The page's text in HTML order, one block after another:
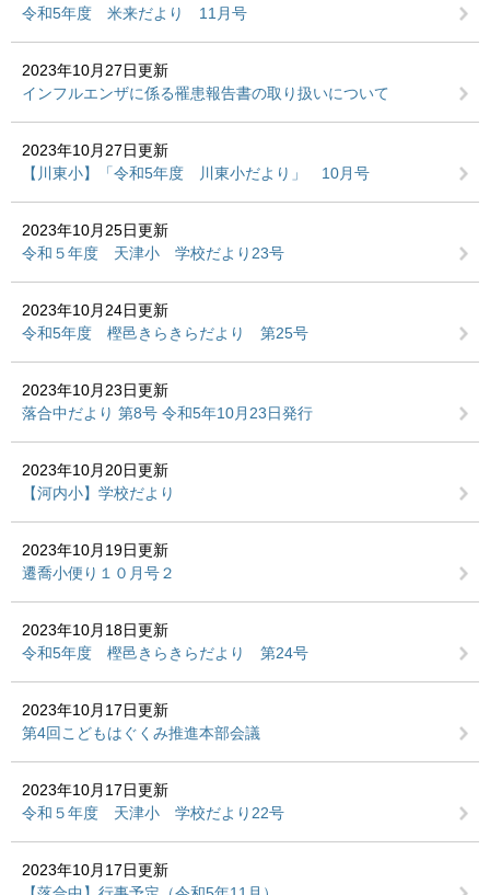
令和5年度 米来だより 11月号
2023年10月27日更新
インフルエンザに係る罹患報告書の取り扱いについて
2023年10月27日更新
【川東小】「令和5年度 川東小だより」 10月号
2023年10月25日更新
令和５年度 天津小 学校だより23号
2023年10月24日更新
令和5年度 樫邑きらきらだより 第25号
2023年10月23日更新
落合中だより 第8号 令和5年10月23日発行
2023年10月20日更新
【河内小】学校だより
2023年10月19日更新
遷喬小便り１０月号２
2023年10月18日更新
令和5年度 樫邑きらきらだより 第24号
2023年10月17日更新
第4回こどもはぐくみ推進本部会議
2023年10月17日更新
令和５年度 天津小 学校だより22号
2023年10月17日更新